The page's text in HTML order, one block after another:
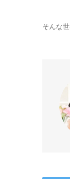
そんな